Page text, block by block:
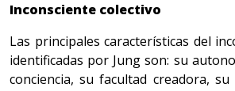
Inconsciente colectivo
Las principales características del
identificadas por Jung son: su
conciencia, su facultad creadora,